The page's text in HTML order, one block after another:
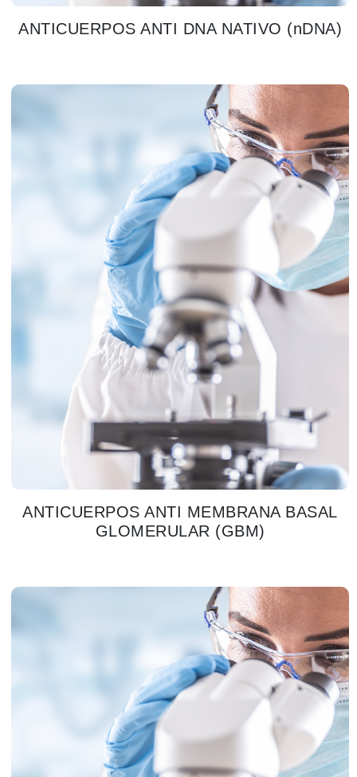
ANTICUERPOS ANTI DNA NATIVO (nDNA)
ANTICUERPOS ANTI MEMBRANA BASAL
GLOMERULAR (GBM)